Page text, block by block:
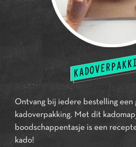
Ontvang bij iedere bestelling een
kadoverpakking. Met dit
boodschappentasje is een
kado!